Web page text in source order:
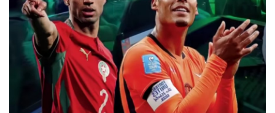
سياسة
ثقافة وفن
رياضة